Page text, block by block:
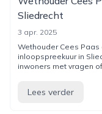
Sliedrecht
3 apr. 2025
Wethouder Cees
inloopspreekuur in
inwoners met vragen
Lees verder